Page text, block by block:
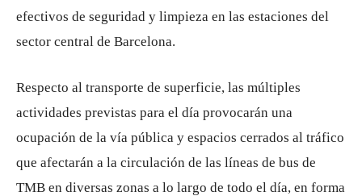
efectivos de seguridad y limpieza en las estaciones del
sector central de Barcelona.
Respecto al transporte de superficie, las múltiples
actividades previstas para el día provocarán una
ocupación de la vía pública y espacios cerrados al tráfico
que afectarán a la circulación de las líneas de bus de
TMB en diversas zonas a lo largo de todo el día, en forma